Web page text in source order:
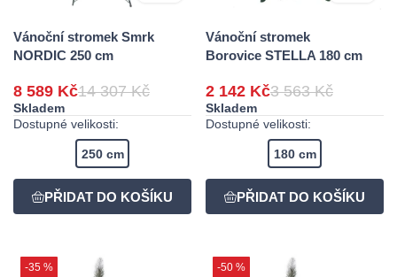
Vánoční stromek Smrk
NORDIC 250 cm
8 589 Kč14 307 Kč
Skladem
Dostupné velikosti:
250 cm
Vánoční stromek
Borovice STELLA 180 cm
2 142 Kč3 563 Kč
Skladem
Dostupné velikosti:
180 cm
-35 % -50 %